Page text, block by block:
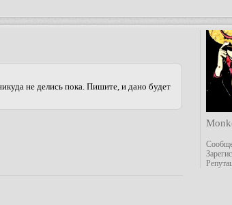
не делись пока. Пишите, и дано будет